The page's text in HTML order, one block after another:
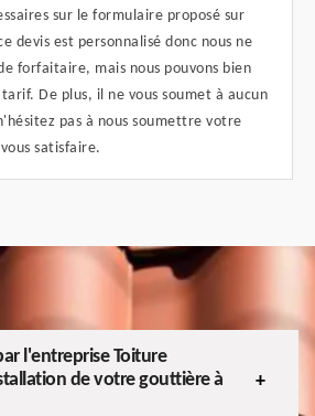
sur le formulaire proposé sur
devis est personnalisé donc nous ne
forfaitaire, mais nous pouvons bien
De plus, il ne vous soumet à aucun
pas à nous soumettre votre
satisfaire.
l'entreprise Toiture
de votre gouttière à